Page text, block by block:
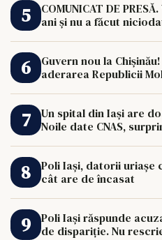
COMUNICAT DE
ani și nu a făcut
Guvern nou la
aderarea Republicii
Un spital din Iași are
Noile date CNAS,
Poli Iași, datorii uriașe
cât are de încasat
Poli Iași răspunde
de dispariție. Nu